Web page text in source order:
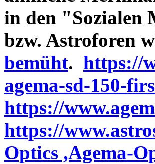
in den "Sozialen
bzw. Astroforen
bemüht. https://
agema-sd-150-
https://
https://
Optics ,Agema-